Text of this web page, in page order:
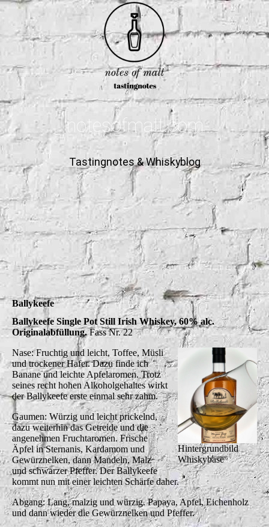
notesofmalt.com
Tastingnotes & Whiskyblog
Ballykeefe
Ballykeefe Single Pot Still Irish Whiskey, 60% alc.
Originalabfüllung.Fass Nr. 22
Hintergrundbild
Whiskybase
Nase: Fruchtig und leicht, Toffee, Müsli
und trockener Hafer. Dazu finde ich
Banane und leichte Apfelaromen. Trotz
seines recht hohen Alkoholgehaltes wirkt
der Ballykeefe erste einmal sehr zahm.
Gaumen: Würzig und leicht prickelnd,
dazu weiterhin das Getreide und die
angenehmen Fruchtaromen. Frische
Äpfel in Sternanis, Kardamom und
Gewürznelken, dann Mandeln, Malz
und schwarzer Pfeffer. Der Ballykeefe
kommt nun mit einer leichten Schärfe daher.
Abgang: Lang, malzig und würzig. Papaya, Apfel, Eichenholz
und dann wieder die Gewürznelken und Pfeffer.